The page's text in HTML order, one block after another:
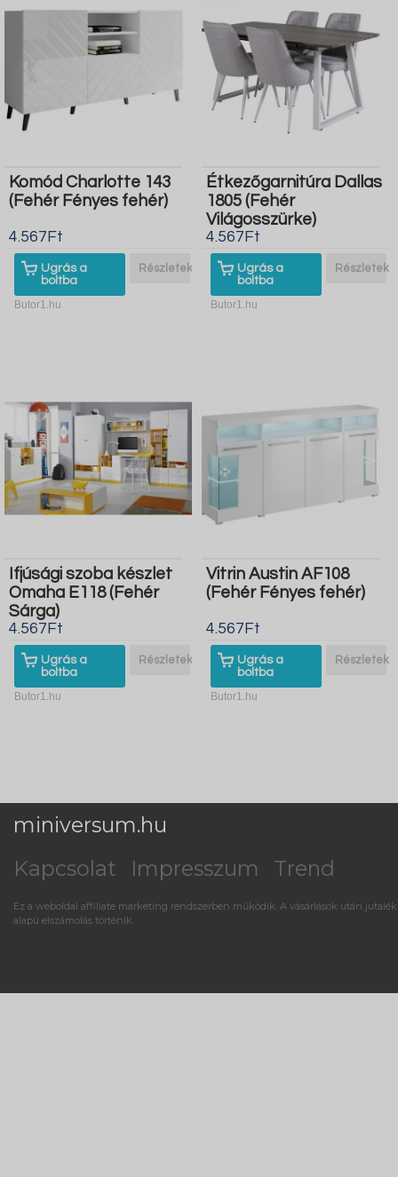
Komód Charlotte 143
(Fehér Fényes fehér)
4.567Ft
Ugrás a
boltba
Részletek
Butor1.hu
Étkezőgarnitúra Dallas
1805 (Fehér
Világosszürke)
4.567Ft
Ugrás a
boltba
Részletek
Butor1.hu
Ifjúsági szoba készlet
Omaha E118 (Fehér
Sárga)
4.567Ft
Ugrás a
boltba
Részletek
Butor1.hu
Vitrin Austin AF108
(Fehér Fényes fehér)
4.567Ft
Ugrás a
boltba
Részletek
Butor1.hu
miniversum.hu
Kapcsolat
Impresszum Trend
Ez a weboldal affiliate marketing rendszerben működik. A vásárlások után jutalék
alapú elszámolás történik.